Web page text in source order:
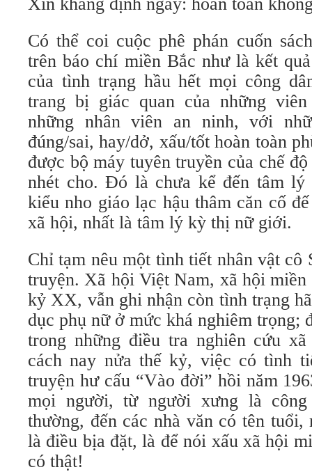
Có thể coi cuộc phê phán cuốn
trên báo chí miền Bắc như là kết
của tình trạng hầu hết mọi công
trang bị giác quan của những
những nhân viên an ninh, với
đúng/sai, hay/dở, xấu/tốt hoàn toàn
được bộ máy tuyên truyền của chế
nhét cho. Đó là chưa kể đến tâm
kiểu nho giáo lạc hậu thâm căn cố
xã hội, nhất là tâm lý kỳ thị nữ giới.
Chỉ tạm nêu một tình tiết nhân vật cô
truyện. Xã hội Việt Nam, xã hội
kỷ XX, vẫn ghi nhận còn tình trạng
dục phụ nữ ở mức khá nghiêm trọng;
trong những điều tra nghiên cứu
cách nay nửa thế kỷ, việc có tình
truyện hư cấu “Vào đời” hồi năm
mọi người, từ người xưng là
thường, đến các nhà văn có tên tuổi,
là điều bịa đặt, là để nói xấu xã hội
có thật!